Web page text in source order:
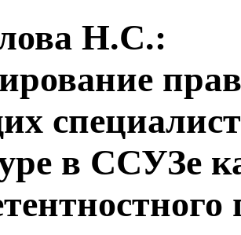
Н.С.:
в ССУЗе